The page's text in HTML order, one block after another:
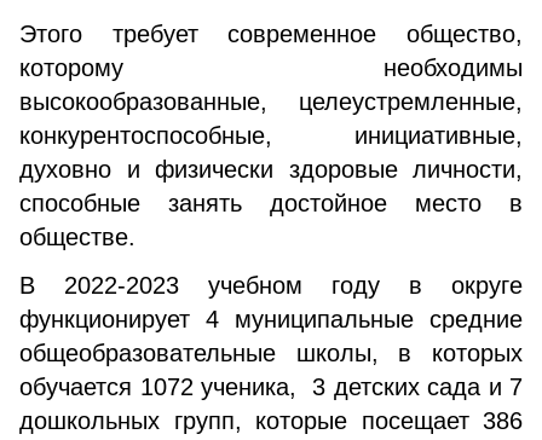
Этого требует современное общество,
которому необходимы
высокообразованные, целеустремленные,
конкурентоспособные, инициативные,
духовно и физически здоровые личности,
способные занять достойное место в
обществе.
В 2022-2023 учебном году в округе
функционирует 4 муниципальные средние
общеобразовательные школы, в которых
обучается 1072 ученика, 3 детских сада и 7
дошкольных групп, которые посещает 386